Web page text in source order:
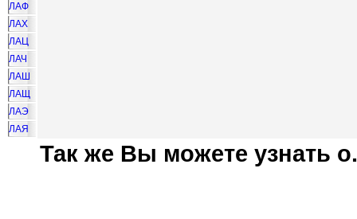
ЛАФ
ЛАХ
ЛАЦ
ЛАЧ
ЛАШ
ЛАЩ
ЛАЭ
ЛАЯ
Так же Вы можете узнать